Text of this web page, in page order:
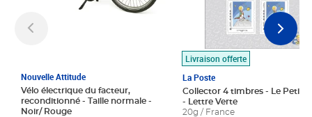
Nouvelle Attitude
Vélo électrique du facteur,
reconditionné - Taille normale -
Noir/ Rouge
Livraison offerte
La Poste
Collector 4 timbres - Le Petit
- Lettre Verte
20g / France